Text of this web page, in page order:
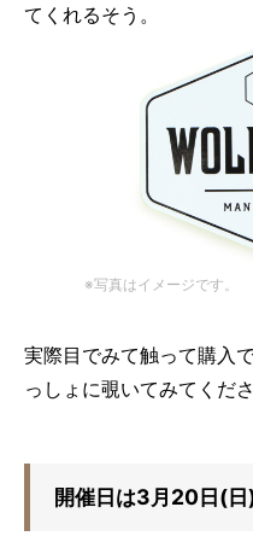
てくれるそう。
※写真はイメージです。
実際目でみて触って購入
っしょに覗いてみてくださ
開催日は3月20日(日